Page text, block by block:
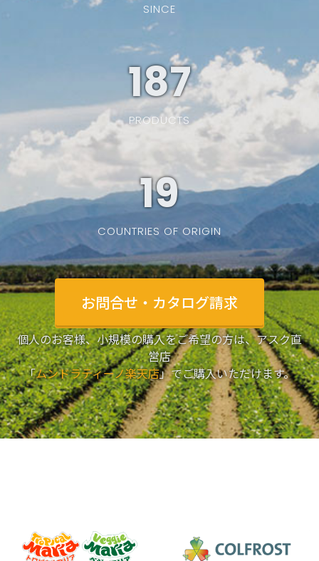
SINCE
187
PRODUCTS
19
COUNTRIES OF ORIGIN
お問合せ・カタログ請求
個人のお客様、小規模の購入をご希望の方は、アスク直
営店
「ムンドラティーノ楽天店」でご購入いただけます。